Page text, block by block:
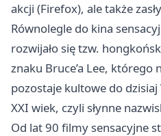
akcji (Firefox), ale także
Równolegle do kina
rozwijało się tzw.
znaku Bruce’a Lee, którego
pozostaje kultowe do dzisiaj
XXI wiek, czyli słynne
Od lat 90 filmy sensacyjne